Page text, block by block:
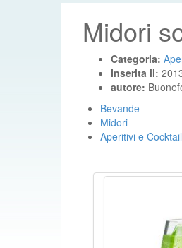
Midori
Categoria:
Inserita il:
autore:
Bevande
Midori
Aperitivi e Cocktail